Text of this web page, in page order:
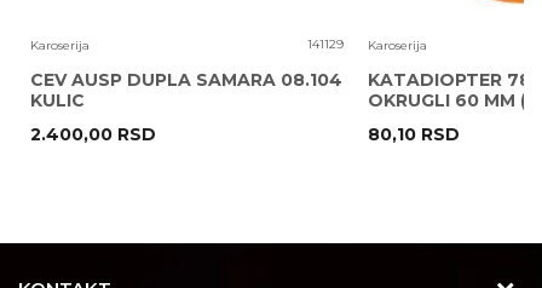
POŠALJI
Karoserija 141129
CEV AUSP DUPLA SAMARA 08.104
KULIC
2.400,00 RSD
Karoserija
KATADIOPTER
OKRUGLI 60 MM ( )
80,10 RSD